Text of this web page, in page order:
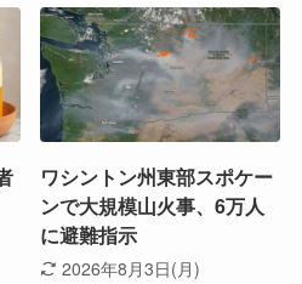
ワシントン州東部スポケー
ンで大規模山火事、6万人
に避難指示
2026年8月3日(月)